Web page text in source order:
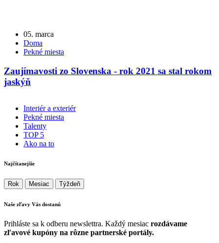
05. marca
Doma
Pekné miesta
Zaujímavosti zo Slovenska - rok 2021 sa stal rokom
jaskýň
Interiér a exteriér
Pekné miesta
Talenty
TOP 5
Ako na to
Najčítanejšie
Rok Mesiac Týždeň
Naše zľavy Vás dostanú
Prihláste sa k odberu newslettra. Každý mesiac rozdávame
zľavové kupóny na rôzne partnerské portály.